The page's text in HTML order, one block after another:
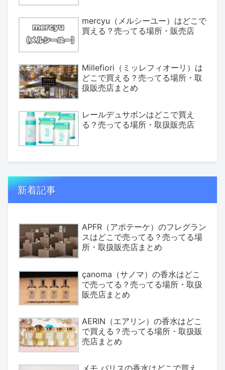
mercyu（メルシーユー）はどこで
買える？売ってる場所・販売店
Millefiori（ミッレフィオーリ）は
どこで買える？売ってる場所・取
扱販売店まとめ
レールデュサボンはどこで買え
る？売ってる場所・取扱販売店
新着記事
APFR（アポテーケ）のフレグラン
スはどこで売ってる？売ってる場
所・取扱販売店まとめ
çanoma（サノマ）の香水はどこ
で売ってる？売ってる場所・取扱
販売店まとめ
AERIN（エアリン）の香水はどこ
で買える？売ってる場所・取扱販
売店まとめ
メモ パリスの香水はどこで買え